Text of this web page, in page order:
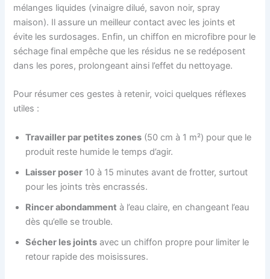
mélanges liquides (vinaigre dilué, savon noir, spray
maison). Il assure un meilleur contact avec les joints et
évite les surdosages. Enfin, un chiffon en microfibre pour le
séchage final empêche que les résidus ne se redéposent
dans les pores, prolongeant ainsi l’effet du nettoyage.
Pour résumer ces gestes à retenir, voici quelques réflexes
utiles :
Travailler par petites zones (50 cm à 1 m²) pour que le
produit reste humide le temps d’agir.
Laisser poser 10 à 15 minutes avant de frotter, surtout
pour les joints très encrassés.
Rincer abondamment à l’eau claire, en changeant l’eau
dès qu’elle se trouble.
Sécher les joints avec un chiffon propre pour limiter le
retour rapide des moisissures.